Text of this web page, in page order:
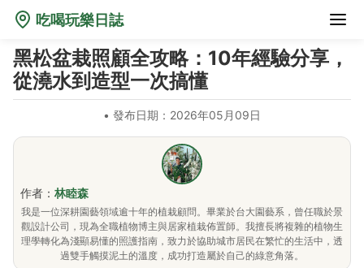
吃喝玩樂日誌
黑松盆栽照顧全攻略：10年經驗分享，
從澆水到造型一次搞懂
• 發布日期：2026年05月09日
作者： 林睦森
我是一位深耕園藝領域逾十年的植栽顧問。畢業於台大園藝系，曾任職於景
觀設計公司，現為全職植物博主與居家植栽佈置師。我擅長將複雜的植物生
理學轉化為淺顯易懂的照護指南，致力於協助城市居民在繁忙的生活中，透
過雙手觸摸泥土的溫度，成功打造屬於自己的綠意角落。